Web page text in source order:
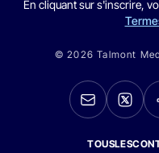
En cliquant sur s'inscrire,
© 2026 Talmont